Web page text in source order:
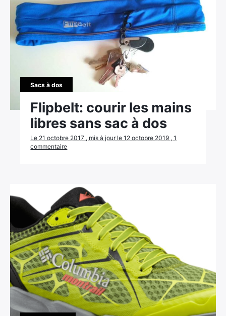
Sacs à dos
Flipbelt: courir les mains
libres sans sac à dos
Le 21 octobre 2017 , mis à jour le 12 octobre 2019 , 1
commentaire
Rechercher
: